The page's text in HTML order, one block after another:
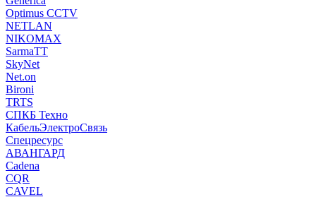
Optimus CCTV
NETLAN
NIKOMAX
SarmaTT
SkyNet
Net.on
Bironi
TRTS
СПКБ Техно
КабельЭлектроСвязь
Спецресурс
АВАНГАРД
Cadena
CQR
CAVEL